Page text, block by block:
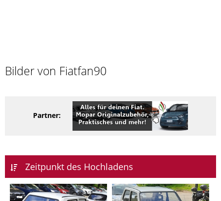
Bilder von Fiatfan90
Partner:
Zeitpunkt des Hochladens